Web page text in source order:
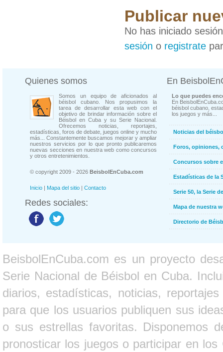
Publicar
No has iniciado
sesión o registrate
Quienes somos
Somos un equipo de aficionados al
béisbol cubano. Nos propusimos la
tarea de desarrollar esta web con el
objetivo de brindar información sobre el
Béisbol en Cuba y su Serie Nacional.
Ofrecemos noticias, reportajes,
estadísticas, foros de debate, juegos online y mucho
más... Constantemente buscamos mejorar y ampliar
nuestros servicios por lo que pronto publicaremos
nuevas secciones en nuestra web como concursos
y otros entretenimientos.
© copyright 2009 - 2026 BeisbolEnCuba.com
Inicio | Mapa del sitio | Contacto
Redes sociales:
En
Lo que puedes
En
béisbol cubano,
los juegos y más...
Noticias del
Foros, opiniones,
Concursos sobre
Estadísticas de la
Serie 50, la Serie
Mapa de nuestra
Directorio de
BeisbolEnCuba.com es un proyecto
Serie Nacional de Béisbol en Cuba.
diarios, estadísticas, noticias,
para que los usuarios publiquen sus
o sus estrellas favoritas. Disponemos
pronosticar los juegos o participar en